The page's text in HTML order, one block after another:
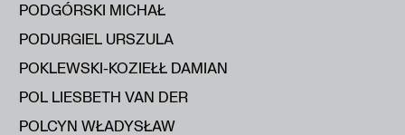
PODGÓRSKI MICHAŁ
PODURGIEL URSZULA
POKLEWSKI-KOZIEŁŁ DAMIAN
POL LIESBETH VAN DER
POLCYN WŁADYSŁAW